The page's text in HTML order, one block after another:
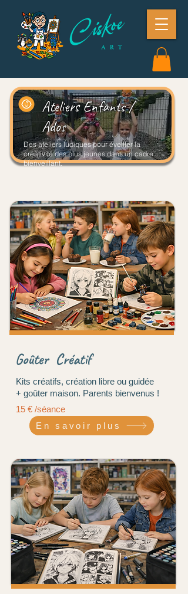
Des ateliers ludiques pour éveiller la
créativité des plus jeunes dans un cadre
bienveillant.
Ateliers Enfants /
Ados
Goûter Créatif
Kits créatifs, création libre ou guidée
+ goûter maison. Parents bienvenus !
15 € /séance
En savoir plus